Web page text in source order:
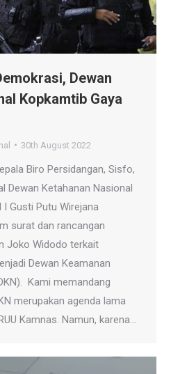
Dewan
Kopkamtib Gaya
30th August 2022
Biro Persidangan, Sisfo,
Dewan Ketahanan Nasional
Gusti Putu Wirejana
surat dan rancangan
Joko Widodo terkait
Dewan Keamanan
Kami memandang
merupakan agenda lama
Kamnas. Namun, karena…